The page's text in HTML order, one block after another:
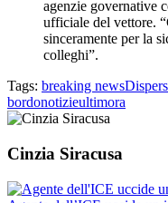
agenzie governative
ufficiale del vettore.
sinceramente per la
colleghi”.
Tags: breaking news
bordonotizieultimora
Cinzia Siracusa